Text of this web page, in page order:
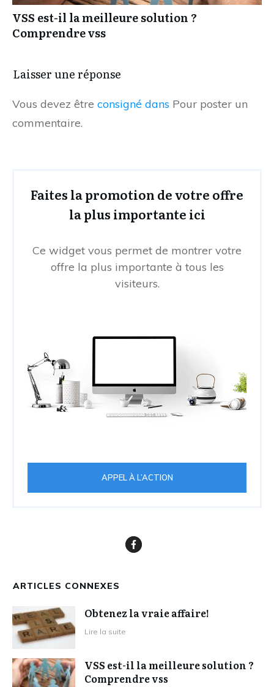
VSS est-il la meilleure solution ?
Comprendre vss
Laisser une réponse
Vous devez être consigné dans Pour poster un
commentaire.
Faites la promotion de votre offre
la plus importante ici
Ce widget vous permet de montrer votre
offre la plus importante à tous les
visiteurs.
APPEL À L’ACTION
ARTICLES CONNEXES
Obtenez la vraie affaire!
Lire la suite
VSS est-il la meilleure solution ?
Comprendre vss